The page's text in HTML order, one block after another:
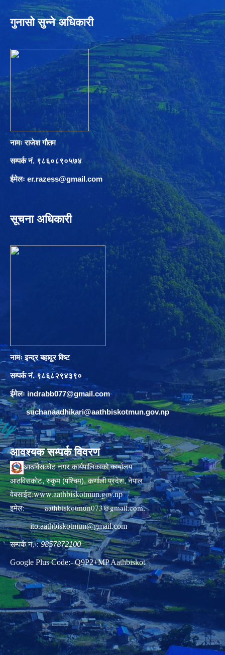
गुनासो सुन्ने अधिकारी
नामः राजेश गौतम
सम्पर्क नं. ९८६०८९०५७४
ईमेलः er.razess@gmail.com
सूचना अधिकारी
नामः इन्द्र बहादुर विष्ट
सम्पर्क नं. ९८६८२९४३९०
ईमेलः indrabb077@gmail.com
suchanaadhikari@aathbiskotmun.gov.np
आवश्यक सम्पर्क विवरण
आठविसकोट नगर कार्यपालिकाको कार्यालय
आठविसकोट, रुकुम (पश्चिम), कर्णाली प्रदेश, नेपाल
वेबसाईट:www.aathbiskotmun.gov.np
इमेल:aathbiskotmun073@gmail.com,
ito.aathbiskotmun@gmail.com
सम्पर्क नं. :9857872100
Google Plus Code:- Q9P2+MP Aathbiskot